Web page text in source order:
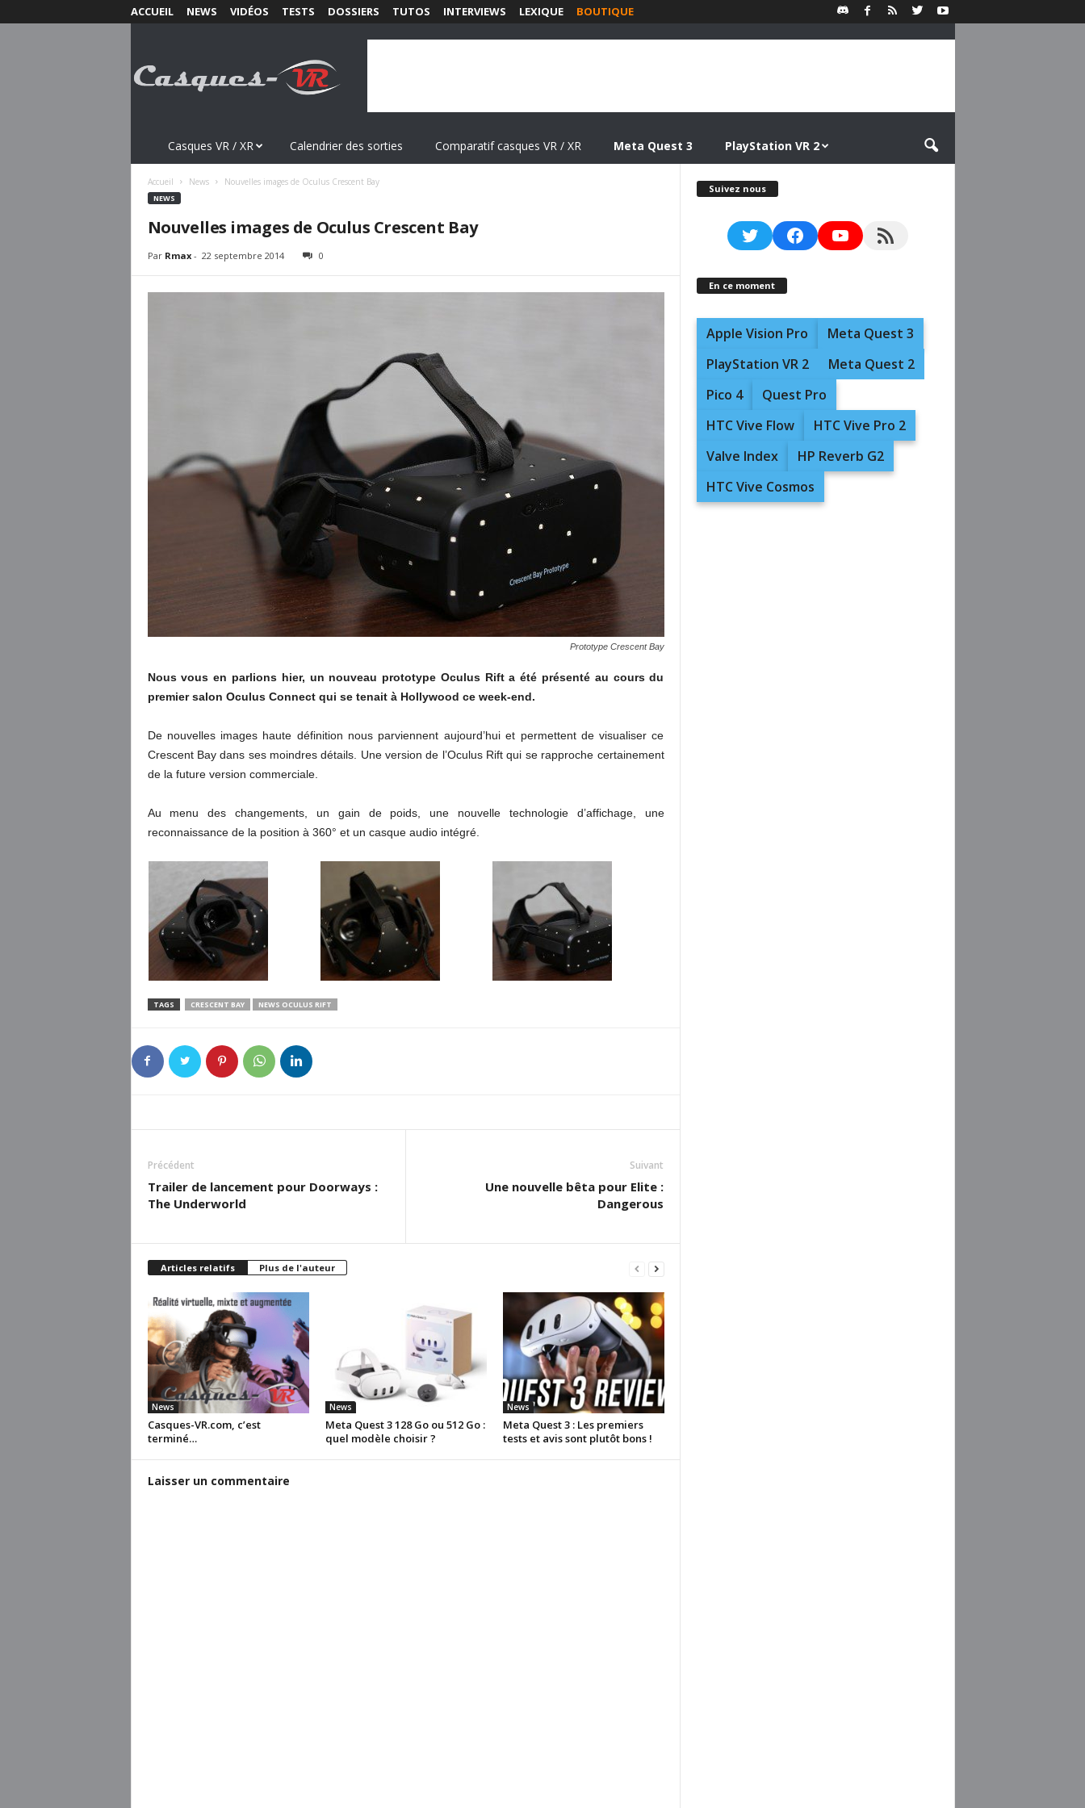
ACCUEIL NEWS VIDÉOS TESTS DOSSIERS TUTOS INTERVIEWS LEXIQUE BOUTIQUE
s
Casques VR / XR Calendrier des sorties Comparatif casques VR / XR Meta Quest 3 PlayStation VR 2
Accueil News Nouvelles images de Oculus Crescent Bay
NEWS
Nouvelles images de Oculus Crescent Bay
Par Rmax- 22 septembre 2014 0
Prototype Crescent Bay
Nous vous en parlions hier, un nouveau prototype Oculus Rift a été présenté au cours du
premier salon Oculus Connect qui se tenait à Hollywood ce week-end.
De nouvelles images haute définition nous parviennent aujourd’hui et permettent de visualiser ce
Crescent Bay dans ses moindres détails. Une version de l’Oculus Rift qui se rapproche certainement
de la future version commerciale.
Au menu des changements, un gain de poids, une nouvelle technologie d’affichage, une
reconnaissance de la position à 360° et un casque audio intégré.
TAGS CRESCENT BAY NEWS OCULUS RIFT
Précédent
Trailer de lancement pour Doorways :
The Underworld
Suivant
Une nouvelle bêta pour Elite :
Dangerous
Articles relatifs Plus de l'auteur
News
Casques-VR.com, c’est
terminé…
News
Meta Quest 3 128 Go ou 512 Go :
quel modèle choisir ?
News
Meta Quest 3 : Les premiers
tests et avis sont plutôt bons !
Laisser un commentaire
Suivez nous
TwitterFacebookYouTubeRSS Feed
En ce moment
Apple Vision Pro
Meta Quest 3
PlayStation VR 2
Meta Quest 2
Pico 4
Quest Pro
HTC Vive Flow
HTC Vive Pro 2
Valve Index
HP Reverb G2
HTC Vive Cosmos